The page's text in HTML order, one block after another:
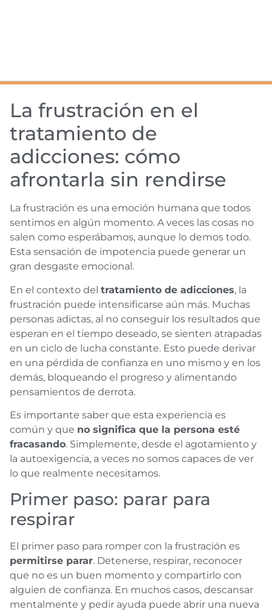
La frustración en el
tratamiento de
adicciones: cómo
afrontarla sin rendirse
La frustración es una emoción humana que todos
sentimos en algún momento. A veces las cosas no
salen como esperábamos, aunque lo demos todo.
Esta sensación de impotencia puede generar un
gran desgaste emocional.
En el contexto del tratamiento de adicciones, la
frustración puede intensificarse aún más. Muchas
personas adictas, al no conseguir los resultados que
esperan en el tiempo deseado, se sienten atrapadas
en un ciclo de lucha constante. Esto puede derivar
en una pérdida de confianza en uno mismo y en los
demás, bloqueando el progreso y alimentando
pensamientos de derrota.
Es importante saber que esta experiencia es
común y que no significa que la persona esté
fracasando. Simplemente, desde el agotamiento y
la autoexigencia, a veces no somos capaces de ver
lo que realmente necesitamos.
Primer paso: parar para
respirar
El primer paso para romper con la frustración es
permitirse parar. Detenerse, respirar, reconocer
que no es un buen momento y compartirlo con
alguien de confianza. En muchos casos, descansar
mentalmente y pedir ayuda puede abrir una nueva